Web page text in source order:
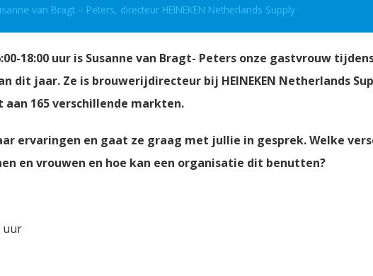
van Bragt – Peters, directeur HEINEKEN Netherlands Supply
18:00 uur is Susanne van Bragt- Peters onze gastvrouw
dit jaar. Ze is brouwerijdirecteur bij HEINEKEN Netherlands
165 verschillende markten.
ervaringen en gaat ze graag met jullie in gesprek. Welke
en vrouwen en hoe kan een organisatie dit benutten?
uur